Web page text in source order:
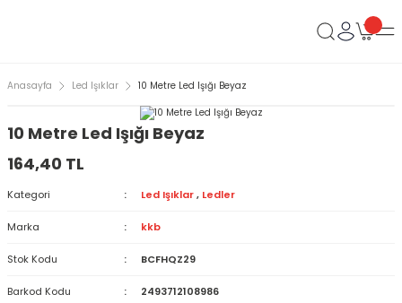
Anasayfa Led Işıklar 10 Metre Led Işığı Beyaz
10 Metre Led Işığı Beyaz
164,40 TL
Kategori Led Işıklar , Ledler
Marka kkb
Stok Kodu BCFHQZ29
Barkod Kodu 2493712108986